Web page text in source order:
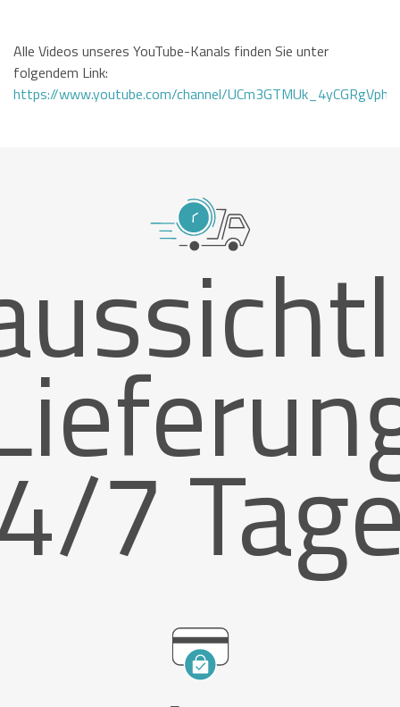
Alle Videos unseres YouTube-Kanals finden Sie unter
folgendem Link:
https://www.youtube.com/channel/
7